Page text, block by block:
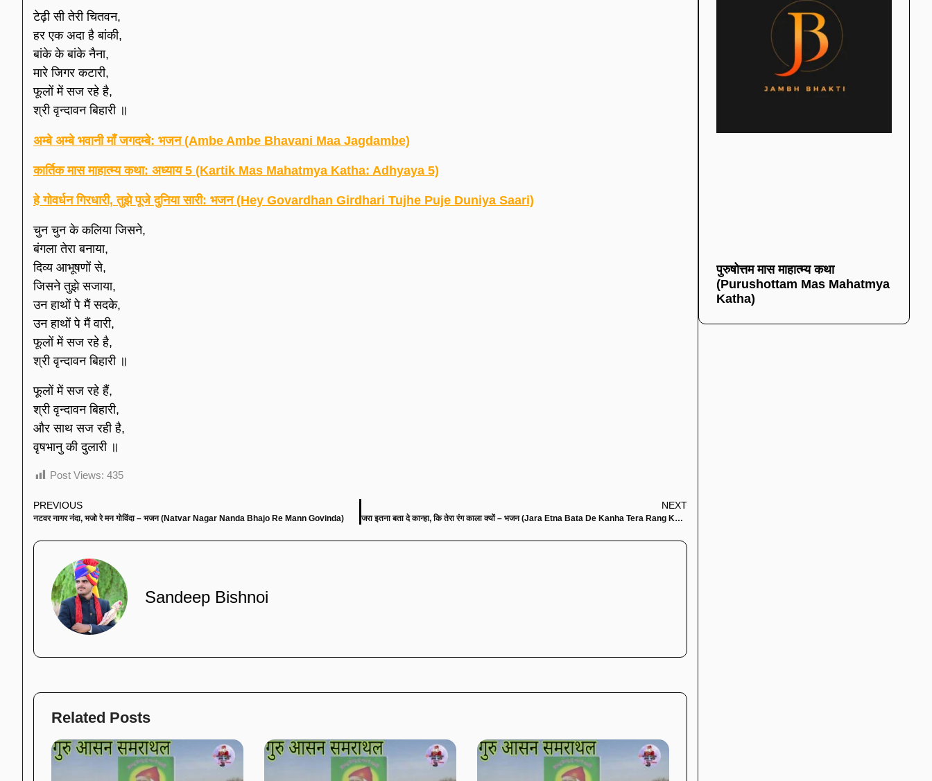
टेढ़ी सी तेरी चितवन,
हर एक अदा है बांकी,
बांके के बांके नैना,
मारे जिगर कटारी,
फूलों में सज रहे है,
श्री वृन्दावन बिहारी ॥
अम्बे अम्बे भवानी माँ जगदम्बे: भजन (Ambe Ambe Bhavani Maa Jagdambe)
कार्तिक मास माहात्म्य कथा: अध्याय 5 (Kartik Mas Mahatmya Katha: Adhyaya 5)
हे गोवर्धन गिरधारी, तुझे पूजे दुनिया सारी: भजन (Hey Govardhan Girdhari Tujhe Puje Duniya Saari)
चुन चुन के कलिया जिसने,
बंगला तेरा बनाया,
दिव्य आभूषणों से,
जिसने तुझे सजाया,
उन हाथों पे मैं सदके,
उन हाथों पे मैं वारी,
फूलों में सज रहे है,
श्री वृन्दावन बिहारी ॥
फूलों में सज रहे हैं,
श्री वृन्दावन बिहारी,
और साथ सज रही है,
वृषभानु की दुलारी ॥
Post Views: 435
PREVIOUS
नटवर नागर नंदा, भजो रे मन गोविंदा – भजन (Natvar Nagar Nanda Bhajo Re Mann Govinda)
NEXT
जरा इतना बता दे कान्हा, कि तेरा रंग काला क्यों – भजन (Jara Etna Bata De Kanha Tera Rang Kala Kyo)
Sandeep Bishnoi
Related Posts
पुरुषोत्तम मास माहात्म्य कथा
(Purushottam Mas Mahatmya
Katha)